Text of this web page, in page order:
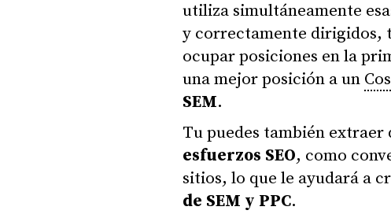
utiliza simultáneamente
y correctamente dirigidos,
ocupar posiciones en la
una mejor posición a un
SEM.
Tu puedes también
esfuerzos SEO, como
sitios, lo que le ayudará a
de SEM y PPC.